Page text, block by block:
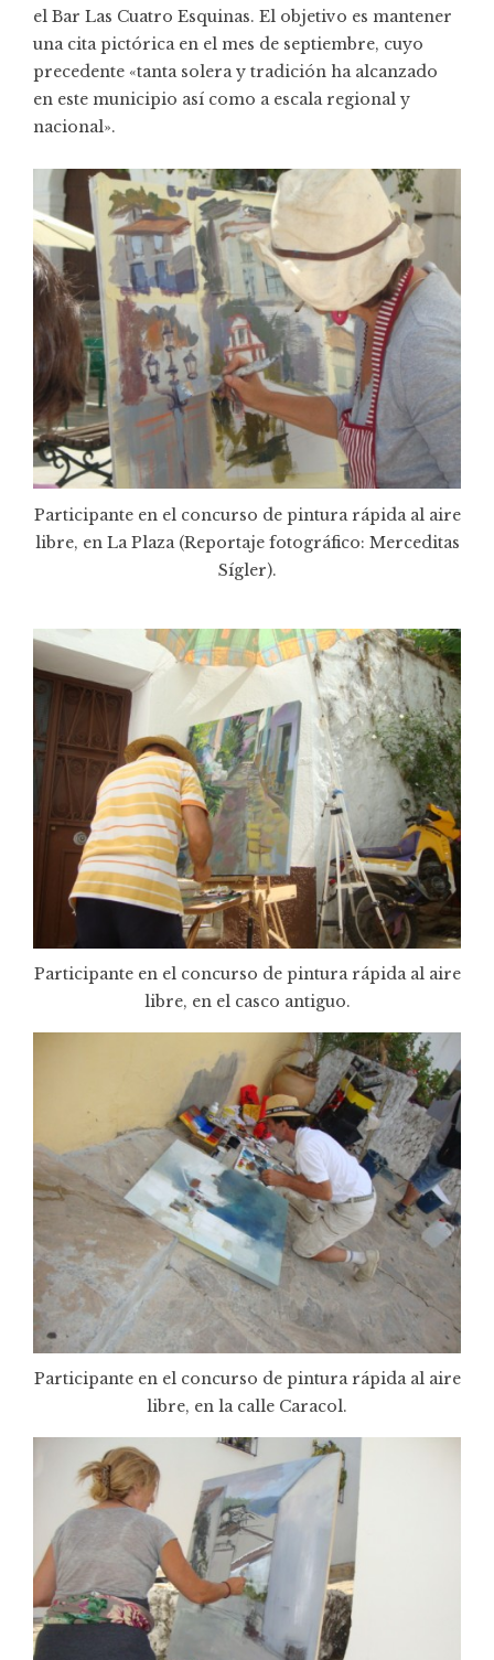
el Bar Las Cuatro Esquinas. El objetivo es mantener
una cita pictórica en el mes de septiembre, cuyo
precedente «tanta solera y tradición ha alcanzado
en este municipio así como a escala regional y
nacional».
Participante en el concurso de pintura rápida al aire
libre, en La Plaza (Reportaje fotográfico: Merceditas
Sígler).
Participante en el concurso de pintura rápida al aire
libre, en el casco antiguo.
Participante en el concurso de pintura rápida al aire
libre, en la calle Caracol.